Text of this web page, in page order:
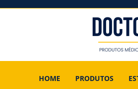
HOME PRODUTOS